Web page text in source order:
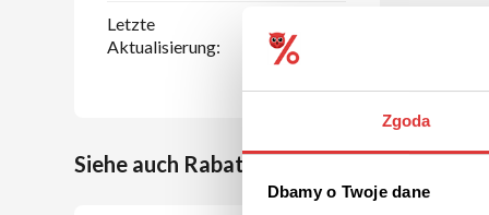
Zgoda
Dbamy o Twoje dane
Letzte
Aktualisierung:
Siehe auch Rabattcoupons bei ähnlichen